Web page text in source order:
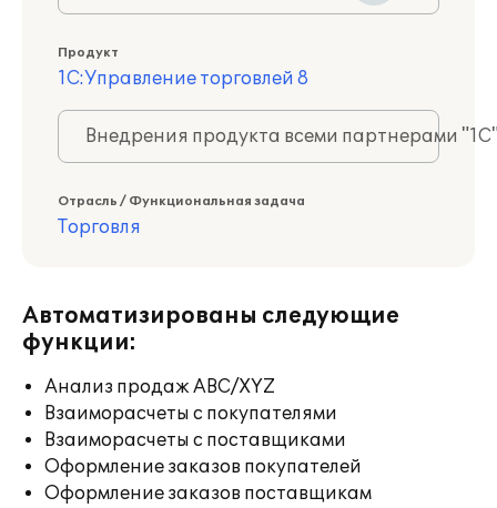
Продукт
1С:Управление торговлей 8
Внедрения продукта всеми партнерами
Отрасль / Функциональная задача
Торговля
Автоматизированы следующие
функции:
Анализ продаж ABC/XYZ
Взаиморасчеты с покупателями
Взаиморасчеты с поставщиками
Оформление заказов покупателей
Оформление заказов поставщикам